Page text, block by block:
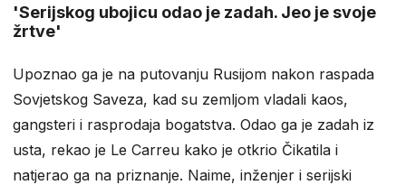
'Serijskog ubojicu odao je zadah. Jeo je svoje
žrtve'
Upoznao ga je na putovanju Rusijom nakon raspada
Sovjetskog Saveza, kad su zemljom vladali kaos,
gangsteri i rasprodaja bogatstva. Odao ga je zadah iz
usta, rekao je Le Carreu kako je otkrio Čikatila i
natjerao ga na priznanje. Naime, inženjer i serijski